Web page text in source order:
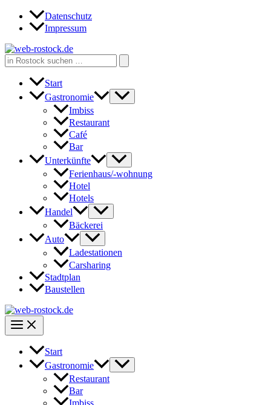
Zum
Inhalt
Datenschutz
Impressum
Search
for:
Start
Gastronomie
Imbiss
Restaurant
Café
Bar
Unterkünfte
Ferienhaus/-wohnung
Hotel
Hotels
Handel
Bäckerei
Auto
Ladestationen
Carsharing
Stadtplan
Baustellen
Start
Gastronomie
Restaurant
Bar
Imbiss